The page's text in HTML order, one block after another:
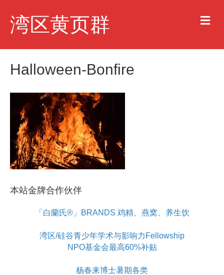
湾区黄页群 M
e
u
Halloween-Bonfire
本站金牌合作伙伴
「白蘭氏®」BRANDS 鸡精、燕窝、养生饮
湾区/硅谷青少年学术与影响力Fellowship
NPO基金会最高60%补贴
杨春来博士暑期各类